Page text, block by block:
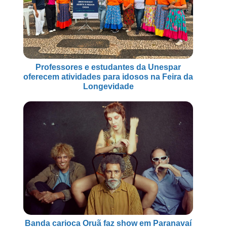
Professores e estudantes da Unespar
oferecem atividades para idosos na Feira da
Longevidade
Banda carioca Oruã faz show em Paranavaí